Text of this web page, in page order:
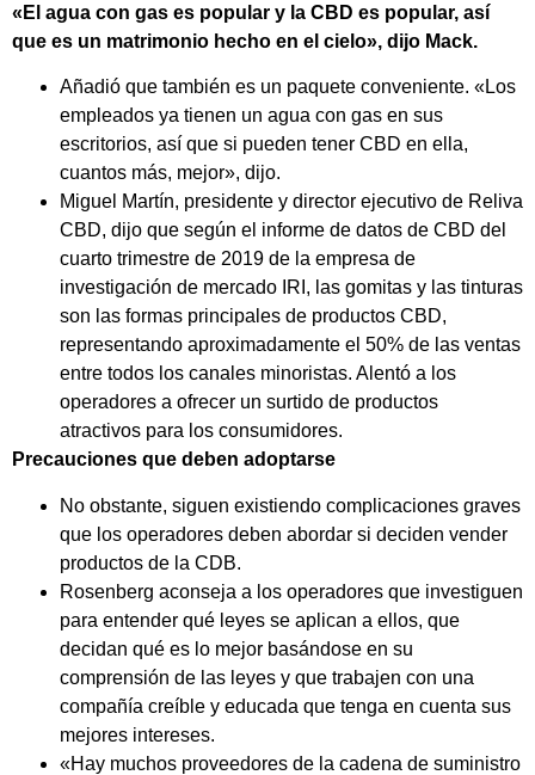
«El agua con gas es popular y la CBD es popular, así
que es un matrimonio hecho en el cielo», dijo Mack.
Añadió que también es un paquete conveniente. «Los
empleados ya tienen un agua con gas en sus
escritorios, así que si pueden tener CBD en ella,
cuantos más, mejor», dijo.
Miguel Martín, presidente y director ejecutivo de Reliva
CBD, dijo que según el informe de datos de CBD del
cuarto trimestre de 2019 de la empresa de
investigación de mercado IRI, las gomitas y las tinturas
son las formas principales de productos CBD,
representando aproximadamente el 50% de las ventas
entre todos los canales minoristas. Alentó a los
operadores a ofrecer un surtido de productos
atractivos para los consumidores.
Precauciones que deben adoptarse
No obstante, siguen existiendo complicaciones graves
que los operadores deben abordar si deciden vender
productos de la CDB.
Rosenberg aconseja a los operadores que investiguen
para entender qué leyes se aplican a ellos, que
decidan qué es lo mejor basándose en su
comprensión de las leyes y que trabajen con una
compañía creíble y educada que tenga en cuenta sus
mejores intereses.
«Hay muchos proveedores de la cadena de suministro